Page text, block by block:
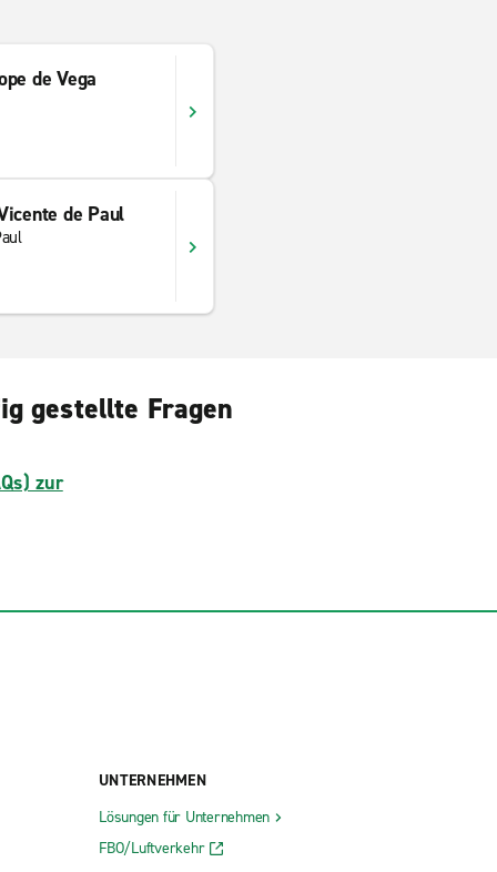
de Vega
de Paul
gestellte Fragen
zur
UNTERNEHMEN
Lösungen für Unternehmen
FBO/Luftverkehr